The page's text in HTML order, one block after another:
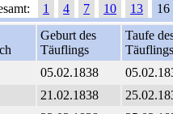
1 4 7 10 13
16
Geburt des
Täuflings
Taufe
Täuflings
05.02.1838
21.02.1838